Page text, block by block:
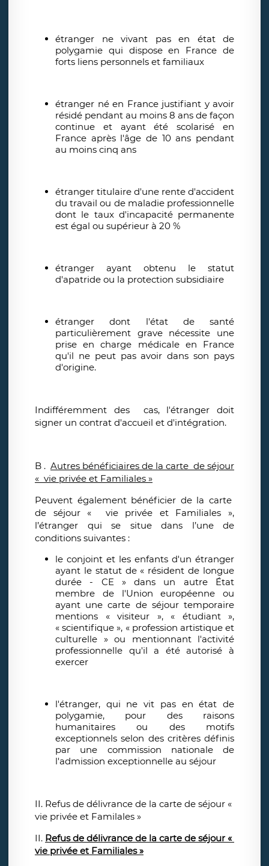
étranger ne vivant pas en état de
polygamie qui dispose en France de
forts liens personnels et familiaux
étranger né en France justifiant y avoir
résidé pendant au moins 8 ans de façon
continue et ayant été scolarisé en
France après l'âge de 10 ans pendant
au moins cinq ans
étranger titulaire d'une rente d'accident
du travail ou de maladie professionnelle
dont le taux d'incapacité permanente
est égal ou supérieur à 20 %
étranger ayant obtenu le statut
d'apatride ou la protection subsidiaire
étranger dont l'état de santé
particulièrement grave nécessite une
prise en charge médicale en France
qu'il ne peut pas avoir dans son pays
d'origine.
Indifféremment des cas, l'étranger doit
signer un contrat d'accueil et d'intégration.
B . Autres bénéficiaires de la carte de séjour
« vie privée et Familiales »
Peuvent également bénéficier de la carte
de séjour « vie privée et Familiales »,
l’étranger qui se situe dans l’une de
conditions suivantes :
le conjoint et les enfants d'un étranger
ayant le statut de « résident de longue
durée - CE » dans un autre État
membre de l'Union européenne ou
ayant une carte de séjour temporaire
mentions « visiteur », « étudiant »,
« scientifique », « profession artistique et
culturelle » ou mentionnant l'activité
professionnelle qu'il a été autorisé à
exercer
l'étranger, qui ne vit pas en état de
polygamie, pour des raisons
humanitaires ou des motifs
exceptionnels selon des critères définis
par une commission nationale de
l'admission exceptionnelle au séjour
II. Refus de délivrance de la carte de séjour «
vie privée et Familales »
II. Refus de délivrance de la carte de séjour «
vie privée et Familiales »